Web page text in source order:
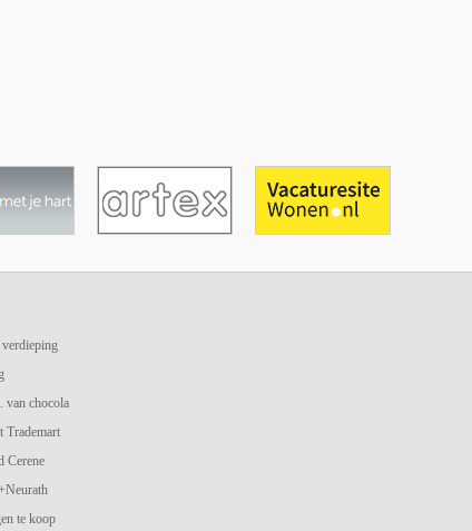
van chocola
Trademart
Cerene
te koop